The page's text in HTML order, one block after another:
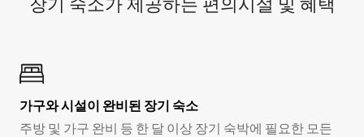
가구와 시설이 완비된 장기 숙소
주방 및 가구 완비 등 한 달 이상 장기 숙박에 필요한 모든